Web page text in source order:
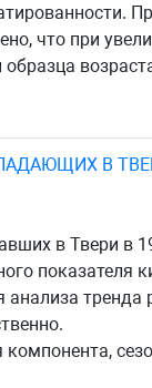
что при
В
в Твери в
показателя
тренда